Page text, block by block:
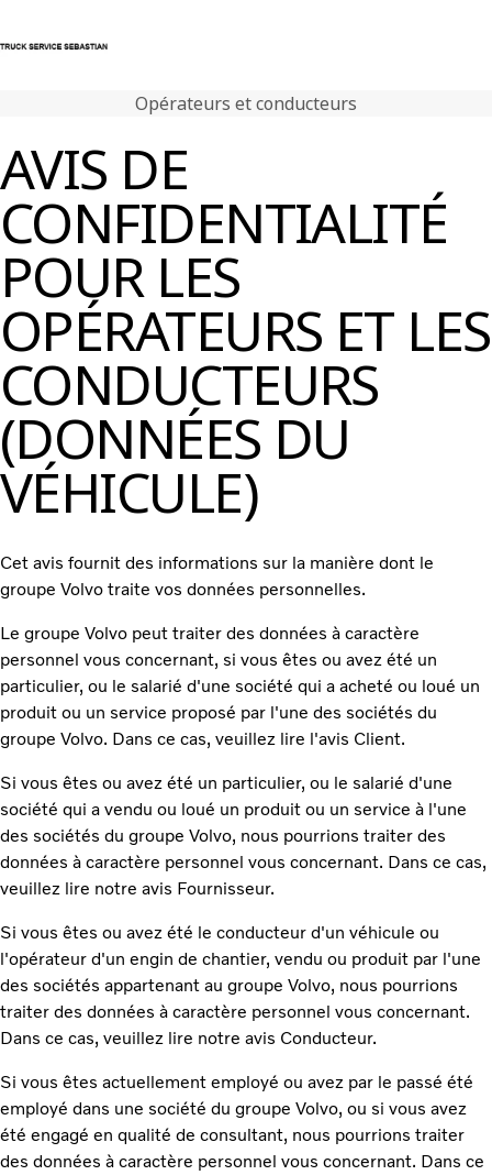
Centre de connexion
Volvo Trucks
Véhicules d'occasion
Volvo Bus
Atelier & Services
Actualités
Nous contacter
Opérateurs et conducteurs
AVIS DE
CONFIDENTIALITÉ
POUR LES
OPÉRATEURS ET LES
CONDUCTEURS
(DONNÉES DU
VÉHICULE)
Cet avis fournit des informations sur la manière dont le
groupe Volvo traite vos données personnelles.
Le groupe Volvo peut traiter des données à caractère
personnel vous concernant, si vous êtes ou avez été un
particulier, ou le salarié d'une société qui a acheté ou loué un
produit ou un service proposé par l'une des sociétés du
groupe Volvo. Dans ce cas, veuillez lire l'avis Client.
Si vous êtes ou avez été un particulier, ou le salarié d'une
société qui a vendu ou loué un produit ou un service à l'une
des sociétés du groupe Volvo, nous pourrions traiter des
données à caractère personnel vous concernant. Dans ce cas,
veuillez lire notre avis Fournisseur.
Si vous êtes ou avez été le conducteur d'un véhicule ou
l'opérateur d'un engin de chantier, vendu ou produit par l'une
des sociétés appartenant au groupe Volvo, nous pourrions
traiter des données à caractère personnel vous concernant.
Dans ce cas, veuillez lire notre avis Conducteur.
Si vous êtes actuellement employé ou avez par le passé été
employé dans une société du groupe Volvo, ou si vous avez
été engagé en qualité de consultant, nous pourrions traiter
des données à caractère personnel vous concernant. Dans ce